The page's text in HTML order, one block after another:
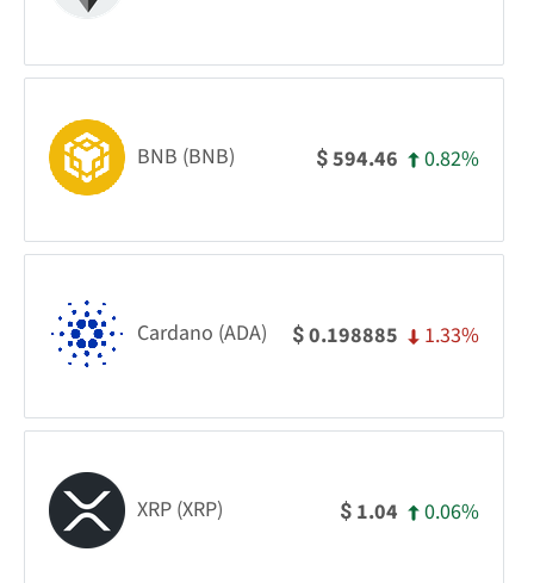
BNB (BNB) $594.46 0.82%
Cardano (ADA) $0.198885 1.33%
XRP (XRP) $ 1.04 0.06%